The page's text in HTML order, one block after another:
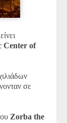
Center of
σε
Zorba the